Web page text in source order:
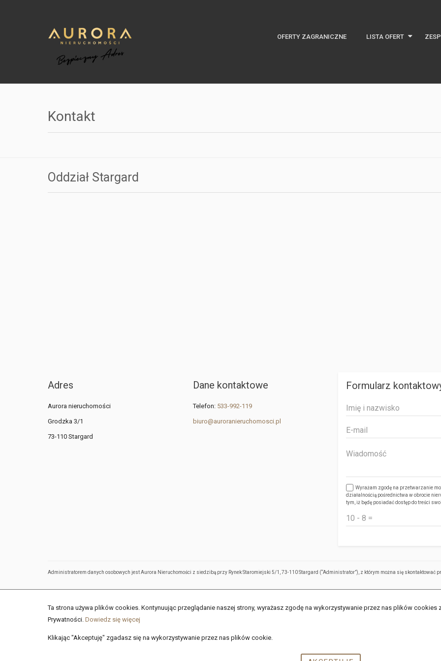
OFERTY ZAGRANICZNE LISTA OFERT
Oferty specjalne
Kontakt
Oddział Stargard
Adres
Aurora nieruchomości
Grodzka 3/1
73-110 Stargard
Dane kontaktowe
Telefon: 533-992-119
biuro@auroranieruchomosci.pl
Formularz
Wyrażam zgodę na przetwarzanie
działalnością pośrednictwa w obrocie
tym, iż będę posiadać dostęp do treści
Administratorem danych osobowych jest Aurora Nieruchomości z siedzibą przy Rynek Staromiejski 5/1, 73-110 Stargard (“Administrator”), z którym można się
Ta strona używa plików cookies. Kontynuując przeglądanie naszej strony, wyrażasz zgodę na wykorzystywanie przez nas plików
Prywatności. Dowiedz się więcej
Klikając "Akceptuję" zgadasz się na wykorzystywanie przez nas plików cookie.